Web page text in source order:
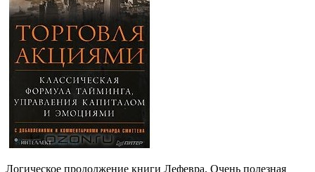
Логическое продолжение книги Лефевра. Очень полезная